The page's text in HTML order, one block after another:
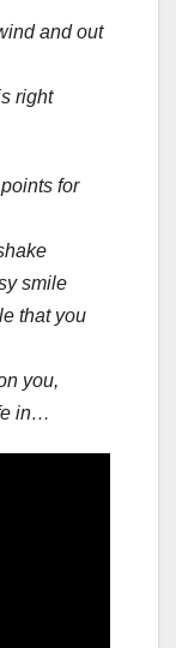
and out
right
for
smile
that you
you,
in…